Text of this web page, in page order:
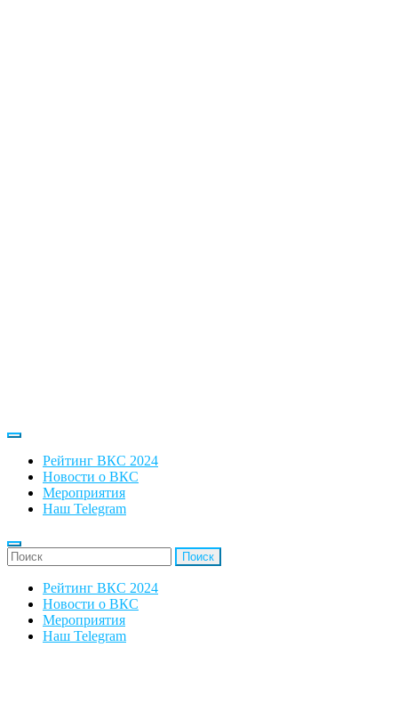
Рейтинг ВКС 2024
Новости о ВКС
Мероприятия
Наш Telegram
'Найти:
Рейтинг ВКС 2024
Новости о ВКС
Мероприятия
Наш Telegram